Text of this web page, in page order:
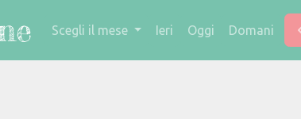
Scegli il mese Ieri Oggi Domani